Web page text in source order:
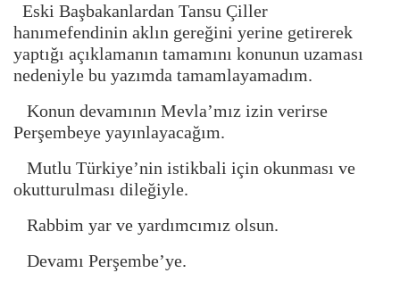
Eski Başbakanlardan Tansu Çiller
hanımefendinin aklın gereğini yerine getirerek
yaptığı açıklamanın tamamını konunun uzaması
nedeniyle bu yazımda tamamlayamadım.
Konun devamının Mevla’mız izin verirse
Perşembeye yayınlayacağım.
Mutlu Türkiye’nin istikbali için okunması ve
okutturulması dileğiyle.
Rabbim yar ve yardımcımız olsun.
Devamı Perşembe’ye.